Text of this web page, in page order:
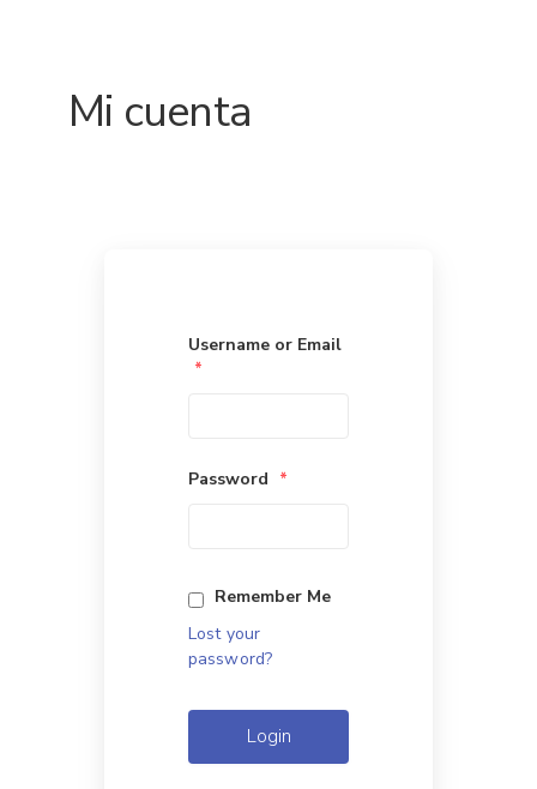
Mi cuenta
Username or Email
*
Password *
Remember Me
Lost your
password?
Login